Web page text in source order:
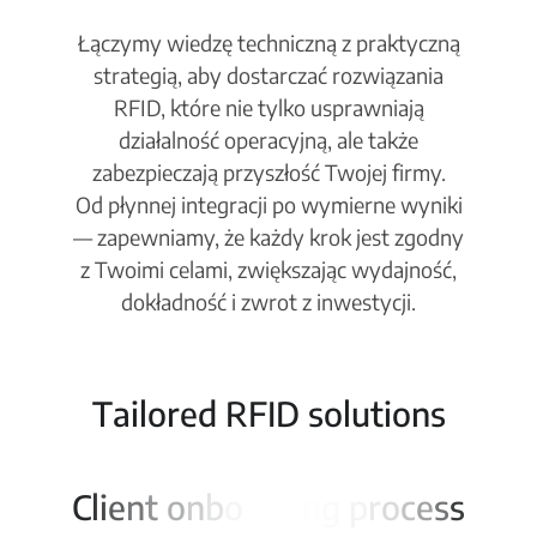
Łączymy wiedzę techniczną z praktyczną
strategią, aby dostarczać rozwiązania
RFID, które nie tylko usprawniają
działalność operacyjną, ale także
zabezpieczają przyszłość Twojej firmy.
Od płynnej integracji po wymierne wyniki
— zapewniamy, że każdy krok jest zgodny
z Twoimi celami, zwiększając wydajność,
dokładność i zwrot z inwestycji.
Tailored RFID solutions
Client onb ocess